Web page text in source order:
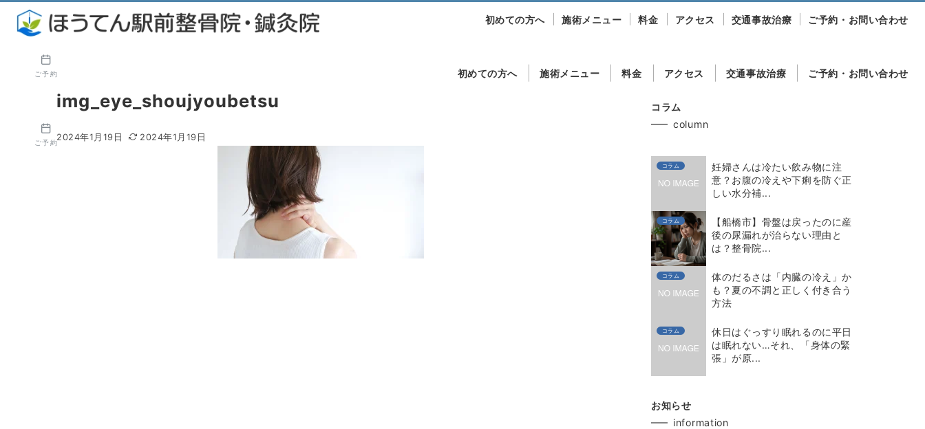
初めての方へ 施術メニュー 料金 アクセス 交通事故治療 ご予約・お問い合わせ
ご予約
初めての方へ 施術メニュー 料金 アクセス 交通事故治療 ご予約・お問い合わせ
ご予約
img_eye_shoujyoubetsu
2024年1月19日 2024年1月19日
コラム
column
コラム
妊婦さんは冷たい飲み物に注
意？お腹の冷えや下痢を防ぐ正
しい水分補...
コラム
【船橋市】骨盤は戻ったのに産
後の尿漏れが治らない理由と
は？整骨院...
コラム
体のだるさは「内臓の冷え」か
も？夏の不調と正しく付き合う
方法
コラム
休日はぐっすり眠れるのに平日
は眠れない…それ、「身体の緊
張」が原...
お知らせ
information